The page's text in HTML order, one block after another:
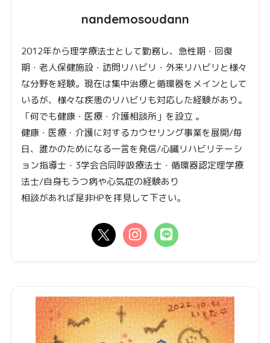
nandemosoudann
2012年から理学療法士として勤務し、急性期・回復
期・老人保健施設・訪問リハビリ・外来リハビリと様々
な分野を経験。現在は集中治療と循環器をメインとして
いるが、様々な疾患のリハビリも対応した経験があり。
「何でも健康・医療・介護相談所」を設立 。
健康・医療・介護に対するカウセリング事業を展開/毎
日、誰かのためになる一言を発信/心臓リハビリテーシ
ョン指導士・3学会合同呼吸療法士・循環器認定理学療
法士/自身もうつ病や心気症の経験あり
相談があれば是非HPを拝見して下さい。